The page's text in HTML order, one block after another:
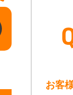
お客